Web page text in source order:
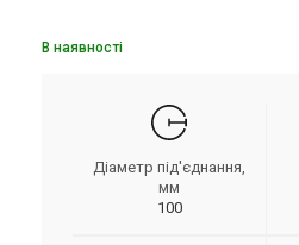
В наявності
Діаметр під'єднання,
мм
100